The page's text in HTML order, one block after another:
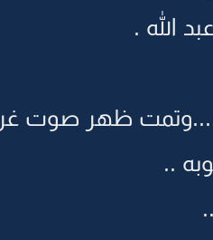
الله .
ظهر صوت
..